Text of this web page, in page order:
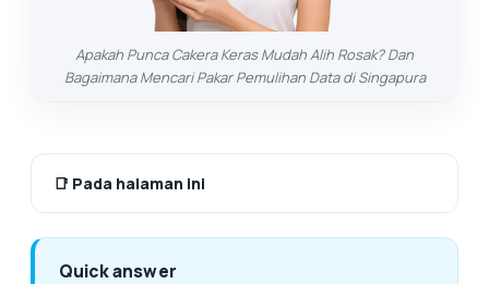
Apakah Punca Cakera Keras Mudah Alih Rosak? Dan
Bagaimana Mencari Pakar Pemulihan Data di Singapura
📑 Pada halaman ini
Quick answer